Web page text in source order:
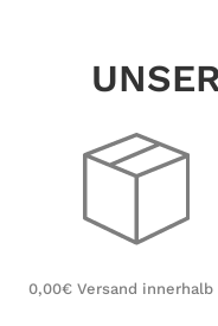
0,00€ Versand innerhalb